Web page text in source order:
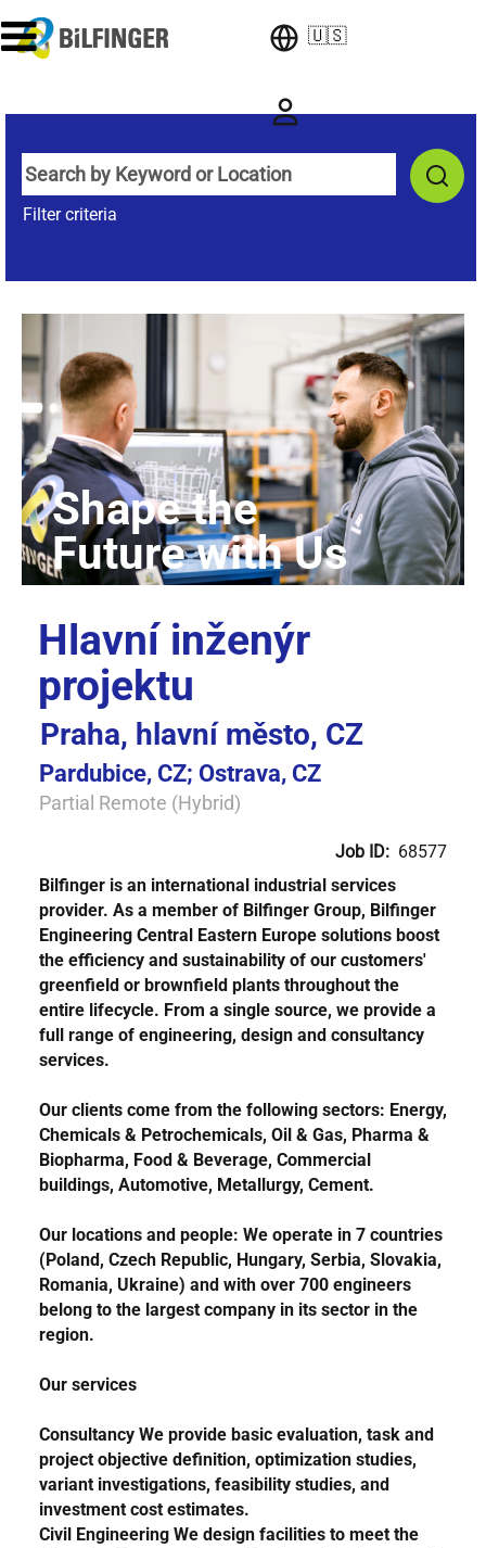
🇺🇸
Filter criteria
Hlavní inženýr
projektu
Praha, hlavní město, CZ
Pardubice, CZ; Ostrava, CZ
Partial Remote (Hybrid)
Job ID: 68577
Bilfinger is an international industrial services
provider. As a member of Bilfinger Group, Bilfinger
Engineering Central Eastern Europe solutions boost
the efficiency and sustainability of our customers'
greenfield or brownfield plants throughout the
entire lifecycle. From a single source, we provide a
full range of engineering, design and consultancy
services.
Our clients come from the following sectors: Energy,
Chemicals & Petrochemicals, Oil & Gas, Pharma &
Biopharma, Food & Beverage, Commercial
buildings, Automotive, Metallurgy, Cement.
Our locations and people: We operate in 7 countries
(Poland, Czech Republic, Hungary, Serbia, Slovakia,
Romania, Ukraine) and with over 700 engineers
belong to the largest company in its sector in the
region.
Our services
Consultancy We provide basic evaluation, task and
project objective definition, optimization studies,
variant investigations, feasibility studies, and
investment cost estimates.
Civil Engineering We design facilities to meet the